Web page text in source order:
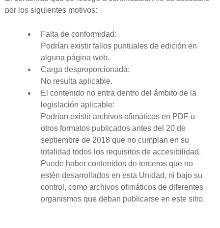
por los siguientes motivos:
Falta de conformidad:
Podrían existir fallos puntuales de edición en
alguna página web.
Carga desproporcionada:
No resulta aplicable.
El contenido no entra dentro del ámbito de la
legislación aplicable:
Podrían existir archivos ofimáticos en PDF u
otros formatos publicados antes del 20 de
septiembre de 2018 que no cumplan en su
totalidad todos los requisitos de accesibilidad.
Puede haber contenidos de terceros que no
estén desarrollados en esta Unidad, ni bajo su
control, como archivos ofimáticos de diferentes
organismos que deban publicarse en este sitio.